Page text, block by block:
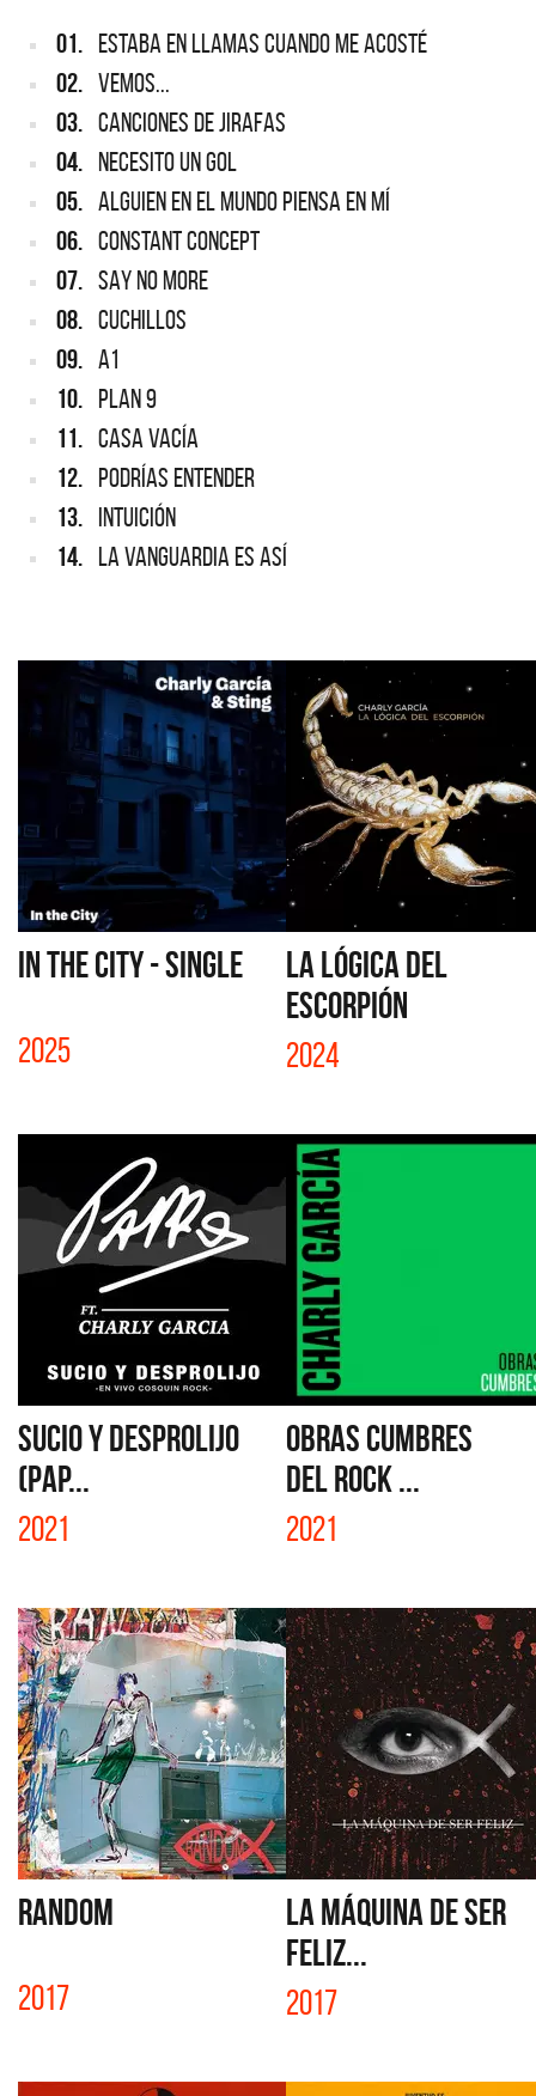
01. ESTABA EN LLAMAS CUANDO ME ACOSTÉ
02. VEMOS...
03. CANCIONES DE JIRAFAS
04. NECESITO UN GOL
05. ALGUIEN EN EL MUNDO PIENSA EN MÍ
06. CONSTANT CONCEPT
07. SAY NO MORE
08. CUCHILLOS
09. A1
10. PLAN 9
11. CASA VACÍA
12. PODRÍAS ENTENDER
13. INTUICIÓN
14. LA VANGUARDIA ES ASÍ
IN THE CITY - SINGLE
2025
LA LÓGICA DEL
ESCORPIÓN
2024
SUCIO Y DESPROLIJO
(PAP...
2021
OBRAS CUMBRES
DEL ROCK ...
2021
RANDOM
2017
LA MÁQUINA DE SER
FELIZ...
2017